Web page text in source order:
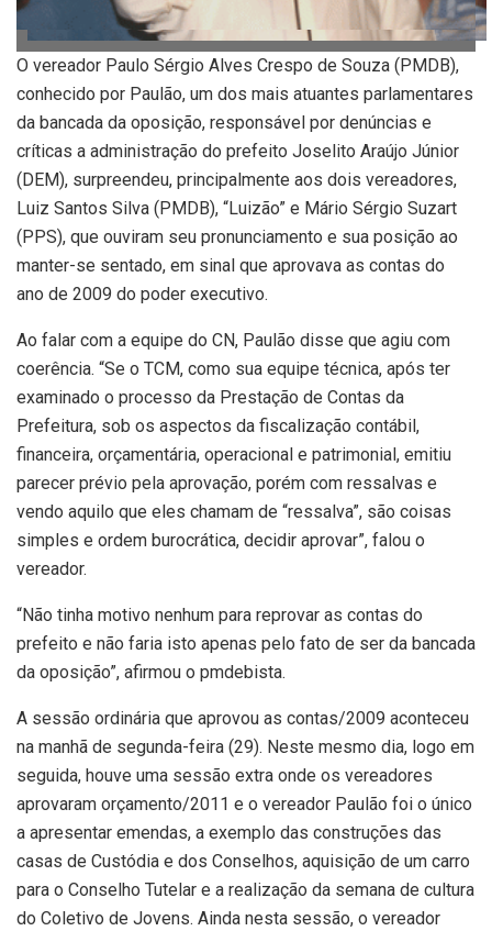
O vereador Paulo Sérgio Alves Crespo de Souza (PMDB),
conhecido por Paulão, um dos mais atuantes parlamentares
da bancada da oposição, responsável por denúncias e
críticas a administração do prefeito Joselito Araújo Júnior
(DEM), surpreendeu, principalmente aos dois vereadores,
Luiz Santos Silva (PMDB), “Luizão” e Mário Sérgio Suzart
(PPS), que ouviram seu pronunciamento e sua posição ao
manter-se sentado, em sinal que aprovava as contas do
ano de 2009 do poder executivo.
Ao falar com a equipe do CN, Paulão disse que agiu com
coerência. “Se o TCM, como sua equipe técnica, após ter
examinado o processo da Prestação de Contas da
Prefeitura, sob os aspectos da fiscalização contábil,
financeira, orçamentária, operacional e patrimonial, emitiu
parecer prévio pela aprovação, porém com ressalvas e
vendo aquilo que eles chamam de “ressalva”, são coisas
simples e ordem burocrática, decidir aprovar”, falou o
vereador.
“Não tinha motivo nenhum para reprovar as contas do
prefeito e não faria isto apenas pelo fato de ser da bancada
da oposição”, afirmou o pmdebista.
A sessão ordinária que aprovou as contas/2009 aconteceu
na manhã de segunda-feira (29). Neste mesmo dia, logo em
seguida, houve uma sessão extra onde os vereadores
aprovaram orçamento/2011 e o vereador Paulão foi o único
a apresentar emendas, a exemplo das construções das
casas de Custódia e dos Conselhos, aquisição de um carro
para o Conselho Tutelar e a realização da semana de cultura
do Coletivo de Jovens. Ainda nesta sessão, o vereador